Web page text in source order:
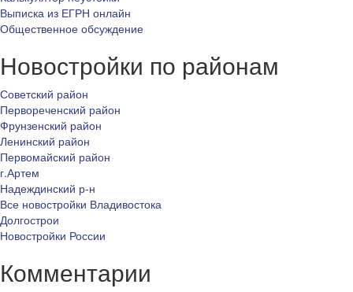
Выписка из ЕГРН онлайн
Общественное обсуждение
Новостройки по районам
Советский район
Первореченский район
Фрунзенский район
Ленинский район
Первомайский район
г.Артем
Надеждинский р-н
Все новостройки Владивостока
Долгострои
Новостройки России
Комментарии